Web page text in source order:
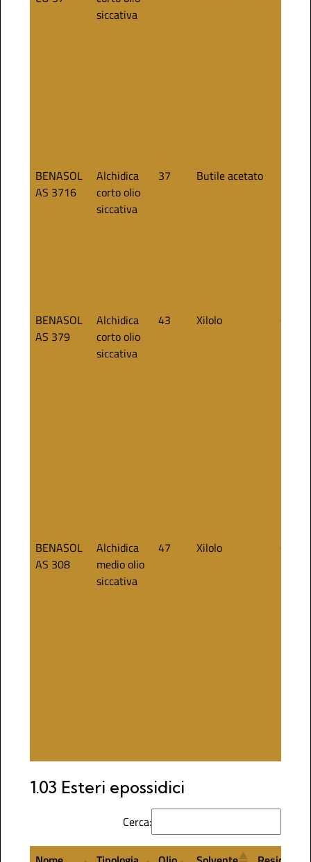
siccativa
BENASOL
AS 3716
Alchidica
corto olio
siccativa
37 Butile acetato
BENASOL
AS 379
Alchidica
corto olio
siccativa
43 Xilolo 60
BENASOL
AS 308
Alchidica
medio olio
siccativa
47 Xilolo 60
1.03 Esteri epossidici
Cerca: